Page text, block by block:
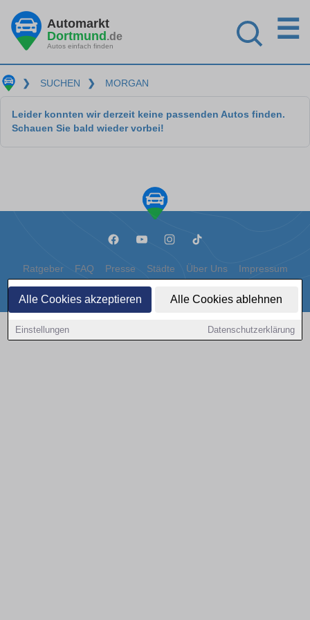
Alle Cookies akzeptieren Alle Cookies ablehnen
Einstellungen Datenschutzerklärung
Automarkt
Dortmund.de
Autos einfach finden
☰
❯ SUCHEN ❯ MORGAN
Leider konnten wir derzeit keine passenden Autos finden.
Schauen Sie bald wieder vorbei!
Ratgeber FAQ Presse Städte Über Uns Impressum
Datenschutz Cookies
Copyright © 2000 - 2026 | 1A Infosysteme GmbH | Content by: 1a-sites-autos